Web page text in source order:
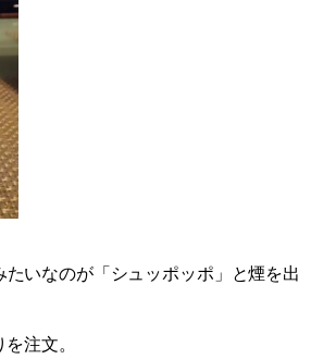
たいなのが「シュッポッポ」と煙を出
注文。